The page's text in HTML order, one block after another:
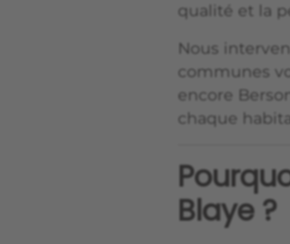
qualité et la
Nous
communes
encore
chaque
Blaye ?